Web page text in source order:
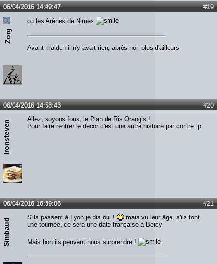
#19
06/04/2016 14:49:47
Zorg
ou les Arènes de Nimes
Avant maiden il n'y avait rien, après non plus d'ailleurs
#20
06/04/2016 14:58:43
Ironsteven
Allez, soyons fous, le Plan de Ris Orangis !
Pour faire rentrer le décor c'est une autre histoire par contre :p
#21
06/04/2016 16:39:06
Simbaud
S'ils passent à Lyon je dis oui !
mais vu leur âge, s'ils font
une tournée, ce sera une date française à Bercy
Mais bon ils peuvent nous surprendre !